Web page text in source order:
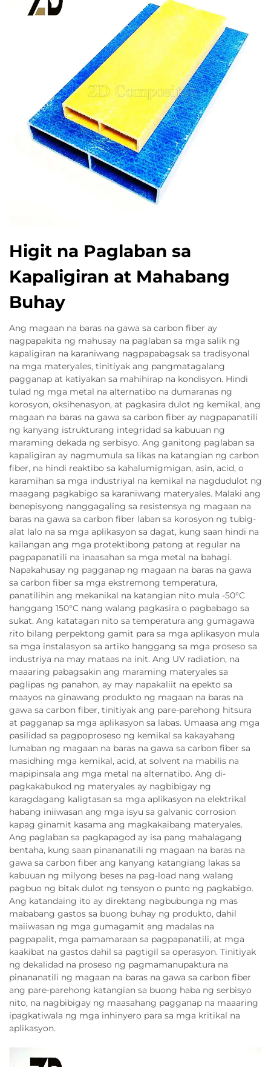
Higit na Paglaban sa
Kapaligiran at Mahabang
Buhay
Ang magaan na baras na gawa sa carbon fiber ay
nagpapakita ng mahusay na paglaban sa mga salik ng
kapaligiran na karaniwang nagpapabagsak sa tradisyonal
na mga materyales, tinitiyak ang pangmatagalang
pagganap at katiyakan sa mahihirap na kondisyon. Hindi
tulad ng mga metal na alternatibo na dumaranas ng
korosyon, oksihenasyon, at pagkasira dulot ng kemikal, ang
magaan na baras na gawa sa carbon fiber ay nagpapanatili
ng kanyang istrukturang integridad sa kabuuan ng
maraming dekada ng serbisyo. Ang ganitong paglaban sa
kapaligiran ay nagmumula sa likas na katangian ng carbon
fiber, na hindi reaktibo sa kahalumigmigan, asin, acid, o
karamihan sa mga industriyal na kemikal na nagdudulot ng
maagang pagkabigo sa karaniwang materyales. Malaki ang
benepisyong nanggagaling sa resistensya ng magaan na
baras na gawa sa carbon fiber laban sa korosyon ng tubig-
alat lalo na sa mga aplikasyon sa dagat, kung saan hindi na
kailangan ang mga protektibong patong at regular na
pagpapanatili na inaasahan sa mga metal na bahagi.
Napakahusay ng pagganap ng magaan na baras na gawa
sa carbon fiber sa mga ekstremong temperatura,
panatilihin ang mekanikal na katangian nito mula -50°C
hanggang 150°C nang walang pagkasira o pagbabago sa
sukat. Ang katatagan nito sa temperatura ang gumagawa
rito bilang perpektong gamit para sa mga aplikasyon mula
sa mga instalasyon sa artiko hanggang sa mga proseso sa
industriya na may mataas na init. Ang UV radiation, na
maaaring pabagsakin ang maraming materyales sa
paglipas ng panahon, ay may napakaliit na epekto sa
maayos na ginawang produkto ng magaan na baras na
gawa sa carbon fiber, tinitiyak ang pare-parehong hitsura
at pagganap sa mga aplikasyon sa labas. Umaasa ang mga
pasilidad sa pagpoproseso ng kemikal sa kakayahang
lumaban ng magaan na baras na gawa sa carbon fiber sa
masidhing mga kemikal, acid, at solvent na mabilis na
mapipinsala ang mga metal na alternatibo. Ang di-
pagkakabukod ng materyales ay nagbibigay ng
karagdagang kaligtasan sa mga aplikasyon na elektrikal
habang iniiwasan ang mga isyu sa galvanic corrosion
kapag ginamit kasama ang magkakaibang materyales.
Ang paglaban sa pagkapagod ay isa pang mahalagang
bentaha, kung saan pinananatili ng magaan na baras na
gawa sa carbon fiber ang kanyang katangiang lakas sa
kabuuan ng milyong beses na pag-load nang walang
pagbuo ng bitak dulot ng tensyon o punto ng pagkabigo.
Ang katandaing ito ay direktang nagbubunga ng mas
mababang gastos sa buong buhay ng produkto, dahil
maiiwasan ng mga gumagamit ang madalas na
pagpapalit, mga pamamaraan sa pagpapanatili, at mga
kaakibat na gastos dahil sa pagtigil sa operasyon. Tinitiyak
ng dekalidad na proseso ng pagmamanupaktura na
pinananatili ng magaan na baras na gawa sa carbon fiber
ang pare-parehong katangian sa buong haba ng serbisyo
nito, na nagbibigay ng maasahang pagganap na maaaring
ipagkatiwala ng mga inhinyero para sa mga kritikal na
aplikasyon.